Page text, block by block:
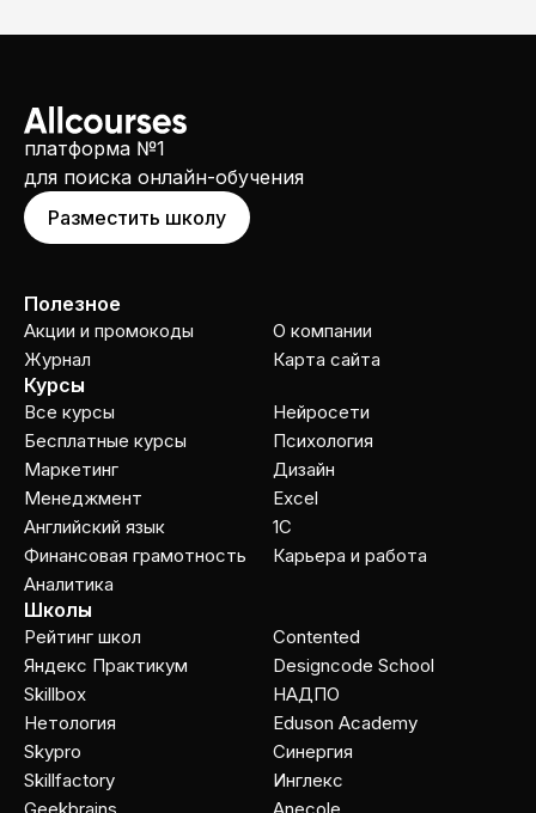
платформа №1
для поиска онлайн-обучения
Разместить школу
Полезное
Акции и промокоды
Журнал
О компании
Карта сайта
Курсы
Все курсы
Бесплатные курсы
Маркетинг
Менеджмент
Английский язык
Финансовая грамотность
Аналитика
Нейросети
Психология
Дизайн
Excel
1C
Карьера и работа
Школы
Рейтинг школ
Яндекс Практикум
Skillbox
Нетология
Skypro
Skillfactory
Contented
Designcode School
НАДПО
Eduson Academy
Cинергия
Инглекс